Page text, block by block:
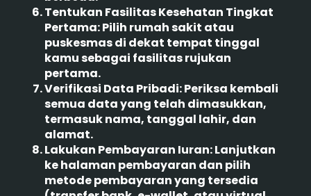
Tentukan Fasilitas Kesehatan Tingkat
Pertama:Pilih rumah sakit atau
puskesmas di dekat tempat tinggal
kamu sebagai fasilitas rujukan
pertama.
Verifikasi Data Pribadi:Periksa kembali
semua data yang telah dimasukkan,
termasuk nama, tanggal lahir, dan
alamat.
Lakukan Pembayaran Iuran:Lanjutkan
ke halaman pembayaran dan pilih
metode pembayaran yang tersedia